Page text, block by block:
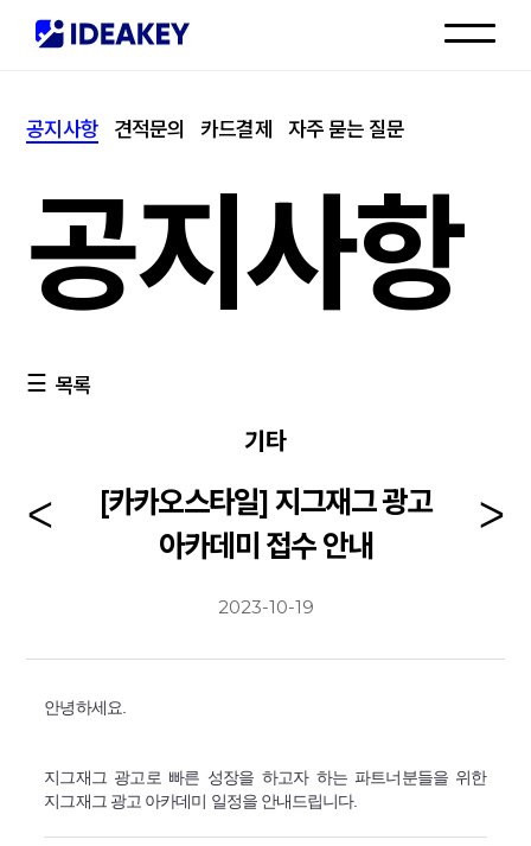
고객센터
공지사항 견적문의 카드결제 자주 묻는 질문
공지사항
목록
기타
[카카오스타일] 지그재그 광고
아카데미 접수 안내
2023-10-19
안녕하세요.
지그재그 광고로 빠른 성장을 하고자 하는 파트너분들을 위한
지그재그 광고 아카데미 일정을 안내드립니다.